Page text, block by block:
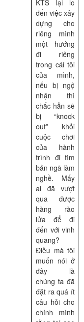
KTS lại lo
đến việc xây
dựng cho
riêng mình
một hướng
đi riêng
trong cái tôi
của mình,
nếu bị ngộ
nhận thì
chắc hẳn sẽ
bị “knock
out” khỏi
cuộc chơi
của hành
trình đi tìm
bản ngã làm
nghề. Mấy
ai đã vượt
qua được
hàng rào
lửa để đi
đến với vinh
quang?
Điều mà tôi
muốn nói ở
đây là
chúng ta đã
đặt ra quá ít
câu hỏi cho
chính mình